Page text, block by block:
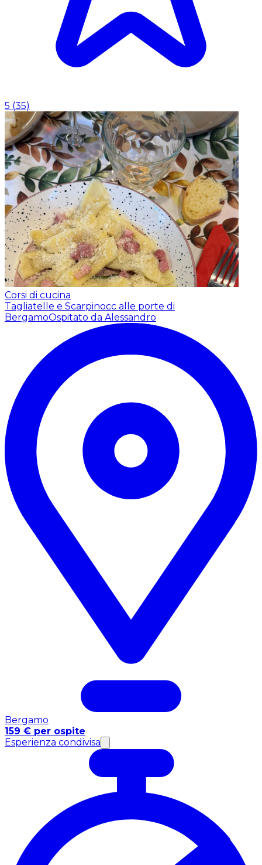
5 (35)
Corsi di cucina
Tagliatelle e Scarpinocc alle porte di
BergamoOspitato da Alessandro
Bergamo
159 € per ospite
Esperienza condivisa